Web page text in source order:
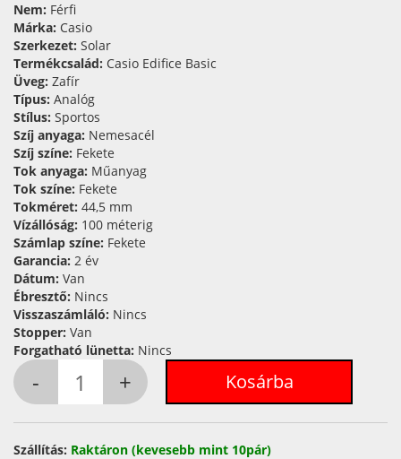
Nem: Férfi
Márka: Casio
Szerkezet: Solar
Termékcsalád: Casio Edifice Basic
Üveg: Zafír
Típus: Analóg
Stílus: Sportos
Szíj anyaga: Nemesacél
Szíj színe: Fekete
Tok anyaga: Műanyag
Tok színe: Fekete
Tokméret: 44,5 mm
Vízállóság: 100 méterig
Számlap színe: Fekete
Garancia: 2 év
Dátum: Van
Ébresztő: Nincs
Visszaszámláló: Nincs
Stopper: Van
Forgatható lünetta: Nincs
Szállítás: Raktáron (kevesebb mint 10pár)